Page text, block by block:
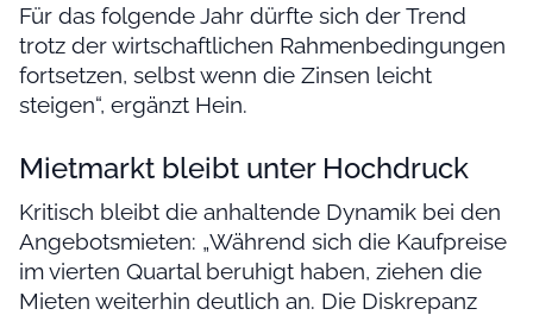
Für das folgende Jahr dürfte sich der Trend
trotz der wirtschaftlichen Rahmenbedingungen
fortsetzen, selbst wenn die Zinsen leicht
steigen“, ergänzt Hein.
Mietmarkt bleibt unter Hochdruck
Kritisch bleibt die anhaltende Dynamik bei den
Angebotsmieten: „Während sich die Kaufpreise
im vierten Quartal beruhigt haben, ziehen die
Mieten weiterhin deutlich an. Die Diskrepanz